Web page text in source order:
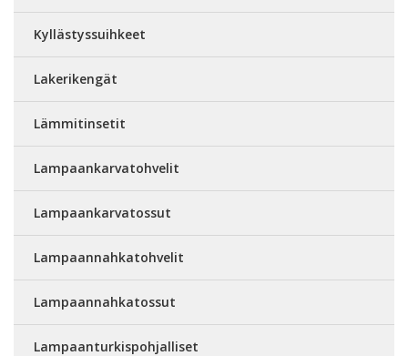
Kyllästyssuihkeet
Lakerikengät
Lämmitinsetit
Lampaankarvatohvelit
Lampaankarvatossut
Lampaannahkatohvelit
Lampaannahkatossut
Lampaanturkispohjalliset